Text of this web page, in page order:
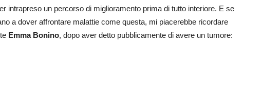
intrapreso un percorso di miglioramento prima di tutto interiore. E se
a dover affrontare malattie come questa, mi piacerebbe ricordare
Emma Bonino, dopo aver detto pubblicamente di avere un tumore: